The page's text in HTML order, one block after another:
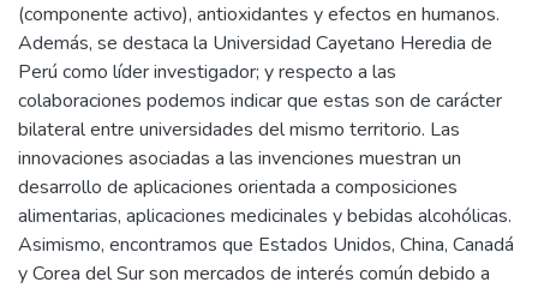
(componente activo), antioxidantes y efectos en humanos.
Además, se destaca la Universidad Cayetano Heredia de
Perú como líder investigador; y respecto a las
colaboraciones podemos indicar que estas son de carácter
bilateral entre universidades del mismo territorio. Las
innovaciones asociadas a las invenciones muestran un
desarrollo de aplicaciones orientada a composiciones
alimentarias, aplicaciones medicinales y bebidas alcohólicas.
Asimismo, encontramos que Estados Unidos, China, Canadá
y Corea del Sur son mercados de interés común debido a